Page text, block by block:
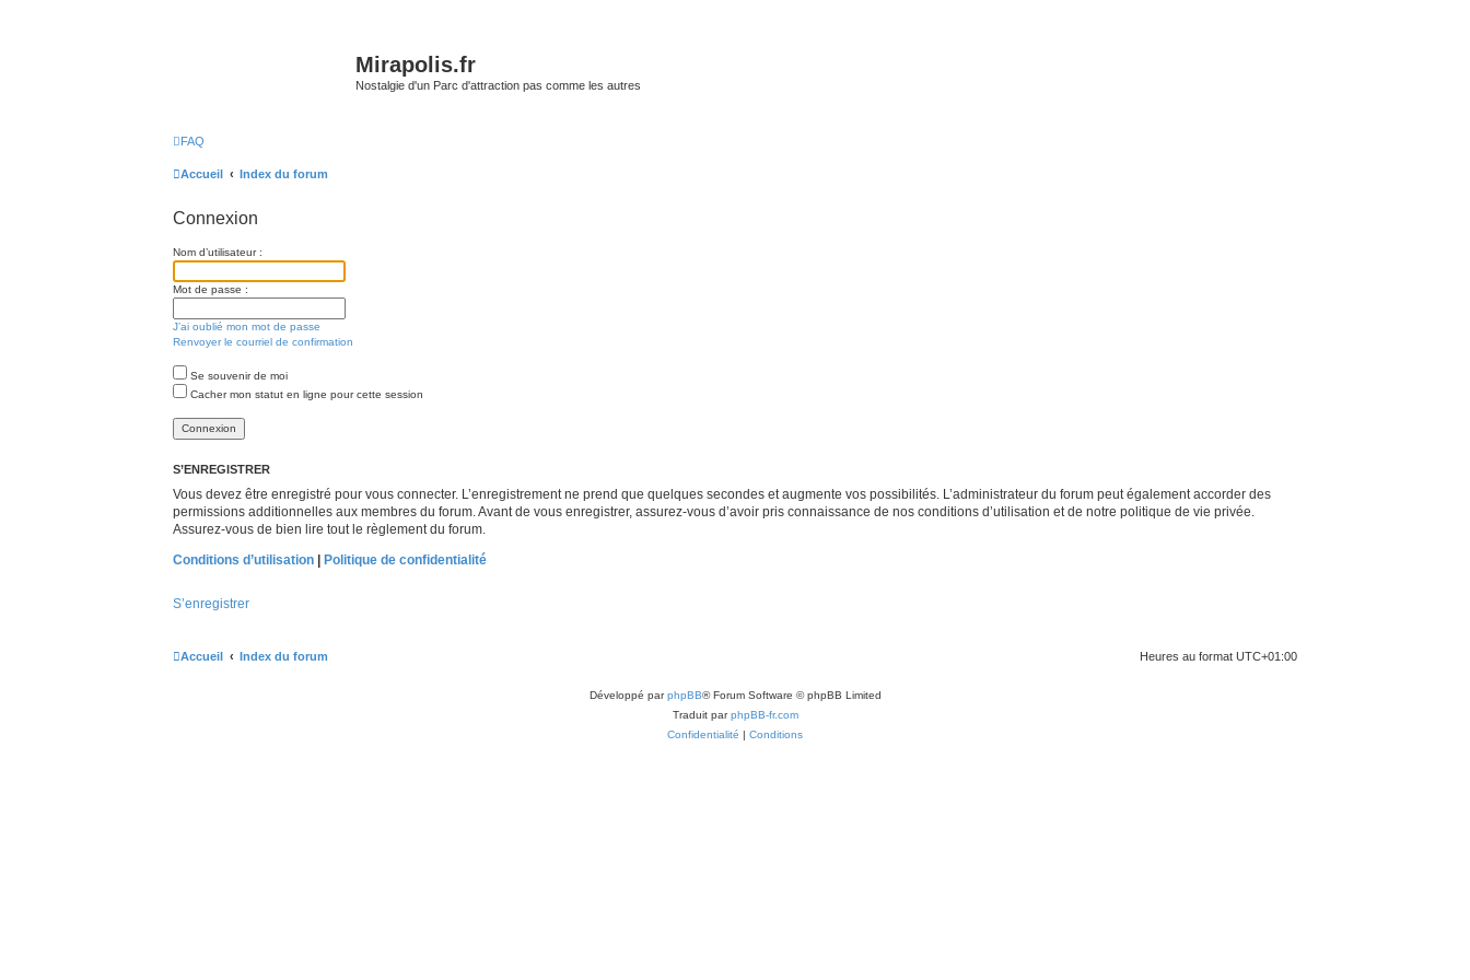
Mirapolis.fr
Nostalgie d'un Parc d'attraction pas comme les autres
FAQ
Accueil Index du forum
Connexion
Nom d’utilisateur :
Mot de passe :
J’ai oublié mon mot de passe
Renvoyer le courriel de confirmation
Se souvenir de moi
Cacher mon statut en ligne pour cette session
S’ENREGISTRER
Vous devez être enregistré pour vous connecter. L’enregistrement ne prend que quelques secondes et augmente vos possibilités. L’administrateur du forum peut également accorder des
permissions additionnelles aux membres du forum. Avant de vous enregistrer, assurez-vous d’avoir pris connaissance de nos conditions d’utilisation et de notre politique de vie privée.
Assurez-vous de bien lire tout le règlement du forum.
Conditions d’utilisation
Politique de confidentialité
S’enregistrer
Accueil Index du forum Heures au format UTC+01:00
Développé parphpBB® Forum Software © phpBB Limited
Traduit parphpBB-fr.com
Confidentialité | Conditions